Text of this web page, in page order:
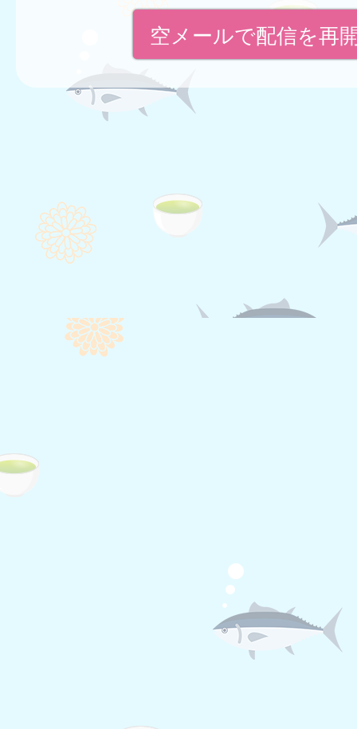
空メールで配信を再